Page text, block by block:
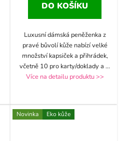
DO KOŠÍKU
Luxusní dámská peněženka z
pravé bůvolí kůže nabízí velké
množství kapsiček a přihrádek,
včetně 10 pro karty/doklady a ...
Více na detailu produktu >>
Novinka Eko kůže